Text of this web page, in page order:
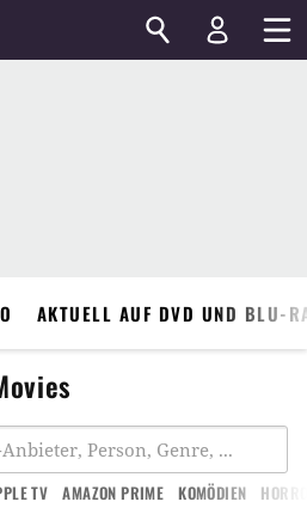
AKTUELL AUF DVD UND BLU-
TV AMAZON PRIME KOMÖDIEN